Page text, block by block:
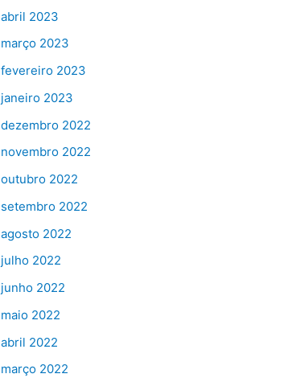
abril 2023
março 2023
fevereiro 2023
janeiro 2023
dezembro 2022
novembro 2022
outubro 2022
setembro 2022
agosto 2022
julho 2022
junho 2022
maio 2022
abril 2022
março 2022